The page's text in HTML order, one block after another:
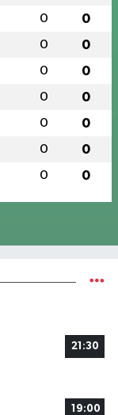
0 0
0 0
0 0
0 0
0 0
0 0
0 0
21:30
19:00